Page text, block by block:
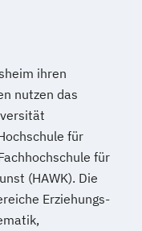
ihren
nutzen das
für
für
(HAWK). Die
Erziehungs-